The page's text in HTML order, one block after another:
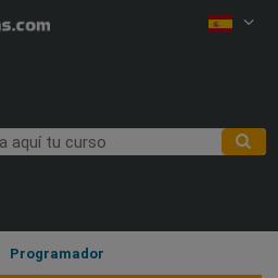
Programador